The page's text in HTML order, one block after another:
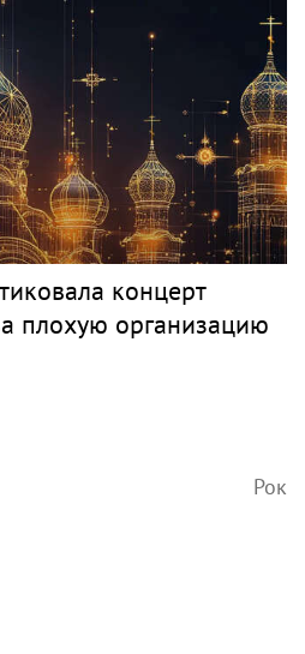
концерт
плохую организацию
Рок